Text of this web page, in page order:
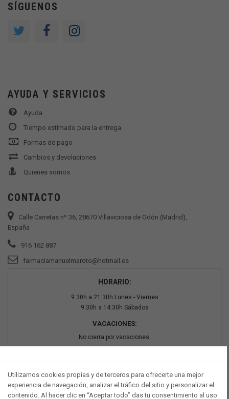
SÍGUENOS
AYUDA Y SERVICIOS
Ayuda
Tiempo estimado para la entrega
Formas de pago
Cambios y devoluciones
Quienes somos
CONTACTO
Calle Carretas nº 36, 28670 Villaviciosa de Odón (Madrid),
España
916 162 887
farmaciamanuelmaroto@hotmail.es
HORARIO:
9:30h a 21:30h Lunes - Viernes
9:30h a 14:30h Sábados
VACACIONES:
No cierra por vacaciones.
Utilizamos cookies propias y de terceros para ofrecerte una mejor
experiencia de navegación, analizar el tráfico del sitio y personalizar el
contenido. Al hacer clic en “Aceptar todo” das tu consentimiento al uso